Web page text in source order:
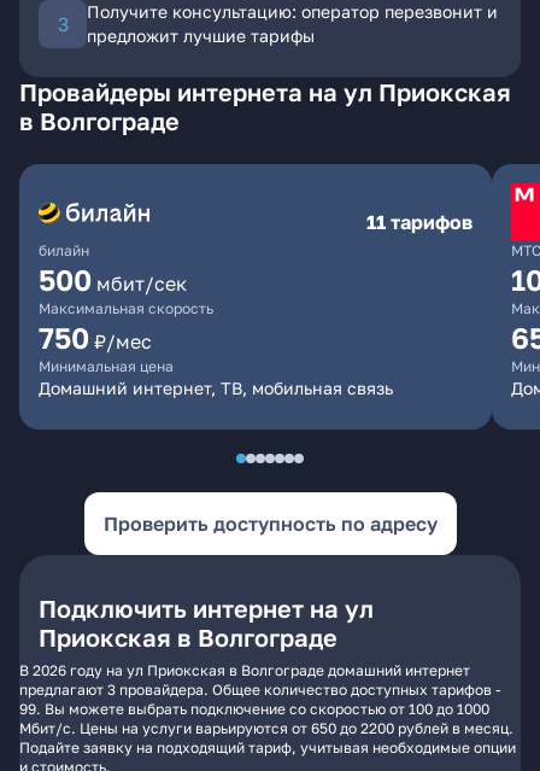
Получите консультацию: оператор перезвонит и
предложит лучшие тарифы
Провайдеры интернета на ул Приокская
в Волгограде
билайн
11 тарифов
500 мбит/сек
Максимальная скорость
750 ₽/мес
Минимальная цена
Домашний интернет, ТВ, мобильная связь
МТС
Проверить доступность по адресу
Подключить интернет на ул
Приокская в Волгограде
В 2026 году на ул Приокская в Волгограде домашний интернет
предлагают 3 провайдера. Общее количество доступных тарифов -
99. Вы можете выбрать подключение со скоростью от 100 до 1000
Мбит/с. Цены на услуги варьируются от 650 до 2200 рублей в месяц.
Подайте заявку на подходящий тариф, учитывая необходимые опции
и стоимость.